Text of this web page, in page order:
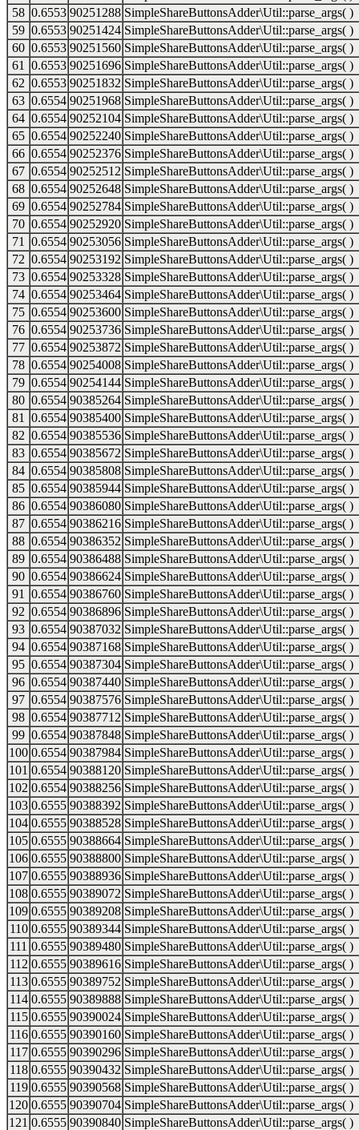
58 0.6553 90251288 SimpleShareButtonsAdder\Util::parse_args( )
59 0.6553 90251424 SimpleShareButtonsAdder\Util::parse_args( )
60 0.6553 90251560 SimpleShareButtonsAdder\Util::parse_args( )
61
0.6553 90251696 SimpleShareButtonsAdder\Util::parse_args( )
62 0.6553 90251832 SimpleShareButtonsAdder\Util::parse_args( )
63 0.6554 90251968 SimpleShareButtonsAdder\Util::parse_args( )
64 0.6554 90252104 SimpleShareButtonsAdder\Util::parse_args( )
65 0.6554 90252240 SimpleShareButtonsAdder\Util::parse_args( )
66 0.6554 90252376 SimpleShareButtonsAdder\Util::parse_args( )
67 0.6554 90252512 SimpleShareButtonsAdder\Util::parse_args( )
68 0.6554 90252648 SimpleShareButtonsAdder\Util::parse_args( )
69 0.6554 90252784 SimpleShareButtonsAdder\Util::parse_args( )
70 0.6554 90252920 SimpleShareButtonsAdder\Util::parse_args( )
71
0.6554 90253056 SimpleShareButtonsAdder\Util::parse_args( )
72 0.6554 90253192 SimpleShareButtonsAdder\Util::parse_args( )
73 0.6554 90253328 SimpleShareButtonsAdder\Util::parse_args( )
74 0.6554 90253464 SimpleShareButtonsAdder\Util::parse_args( )
75 0.6554 90253600 SimpleShareButtonsAdder\Util::parse_args( )
76 0.6554 90253736 SimpleShareButtonsAdder\Util::parse_args( )
77 0.6554 90253872 SimpleShareButtonsAdder\Util::parse_args( )
78 0.6554 90254008 SimpleShareButtonsAdder\Util::parse_args( )
79 0.6554 90254144 SimpleShareButtonsAdder\Util::parse_args( )
80 0.6554 90385264 SimpleShareButtonsAdder\Util::parse_args( )
81
0.6554 90385400 SimpleShareButtonsAdder\Util::parse_args( )
82 0.6554 90385536 SimpleShareButtonsAdder\Util::parse_args( )
83 0.6554 90385672 SimpleShareButtonsAdder\Util::parse_args( )
84 0.6554 90385808 SimpleShareButtonsAdder\Util::parse_args( )
85 0.6554 90385944 SimpleShareButtonsAdder\Util::parse_args( )
86 0.6554 90386080 SimpleShareButtonsAdder\Util::parse_args( )
87 0.6554 90386216 SimpleShareButtonsAdder\Util::parse_args( )
88 0.6554 90386352 SimpleShareButtonsAdder\Util::parse_args( )
89 0.6554 90386488 SimpleShareButtonsAdder\Util::parse_args( )
90 0.6554 90386624 SimpleShareButtonsAdder\Util::parse_args( )
91
0.6554 90386760 SimpleShareButtonsAdder\Util::parse_args( )
92 0.6554 90386896 SimpleShareButtonsAdder\Util::parse_args( )
93 0.6554 90387032 SimpleShareButtonsAdder\Util::parse_args( )
94 0.6554 90387168 SimpleShareButtonsAdder\Util::parse_args( )
95 0.6554 90387304 SimpleShareButtonsAdder\Util::parse_args( )
96 0.6554 90387440 SimpleShareButtonsAdder\Util::parse_args( )
97 0.6554 90387576 SimpleShareButtonsAdder\Util::parse_args( )
98 0.6554 90387712 SimpleShareButtonsAdder\Util::parse_args( )
99 0.6554 90387848 SimpleShareButtonsAdder\Util::parse_args( )
100 0.6554 90387984 SimpleShareButtonsAdder\Util::parse_args( )
101 0.6554 90388120 SimpleShareButtonsAdder\Util::parse_args( )
102 0.6554 90388256 SimpleShareButtonsAdder\Util::parse_args( )
103 0.6555 90388392 SimpleShareButtonsAdder\Util::parse_args( )
104 0.6555 90388528 SimpleShareButtonsAdder\Util::parse_args( )
105 0.6555 90388664 SimpleShareButtonsAdder\Util::parse_args( )
106 0.6555 90388800 SimpleShareButtonsAdder\Util::parse_args( )
107 0.6555 90388936 SimpleShareButtonsAdder\Util::parse_args( )
108 0.6555 90389072 SimpleShareButtonsAdder\Util::parse_args( )
109 0.6555 90389208 SimpleShareButtonsAdder\Util::parse_args( )
110 0.6555 90389344 SimpleShareButtonsAdder\Util::parse_args( )
111 0.6555 90389480 SimpleShareButtonsAdder\Util::parse_args( )
112 0.6555 90389616 SimpleShareButtonsAdder\Util::parse_args( )
113 0.6555 90389752 SimpleShareButtonsAdder\Util::parse_args( )
114 0.6555 90389888 SimpleShareButtonsAdder\Util::parse_args( )
115 0.6555 90390024 SimpleShareButtonsAdder\Util::parse_args( )
116 0.6555 90390160 SimpleShareButtonsAdder\Util::parse_args( )
117 0.6555 90390296 SimpleShareButtonsAdder\Util::parse_args( )
118 0.6555 90390432 SimpleShareButtonsAdder\Util::parse_args( )
119 0.6555 90390568 SimpleShareButtonsAdder\Util::parse_args( )
120 0.6555 90390704 SimpleShareButtonsAdder\Util::parse_args( )
121 0.6555 90390840 SimpleShareButtonsAdder\Util::parse_args( )